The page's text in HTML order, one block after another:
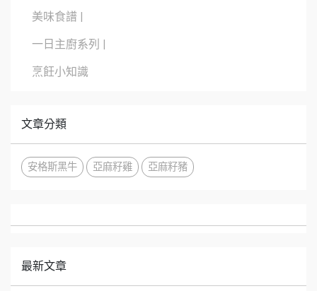
美味食譜 |
一日主廚系列 |
烹飪小知識
文章分類
安格斯黑牛 亞麻籽雞 亞麻籽豬
最新文章